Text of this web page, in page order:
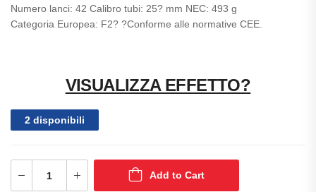
Numero lanci: 42 Calibro tubi: 25? mm NEC: 493 g
Categoria Europea: F2? ?Conforme alle normative CEE.
VISUALIZZA EFFETTO?
2 disponibili
Add to Cart